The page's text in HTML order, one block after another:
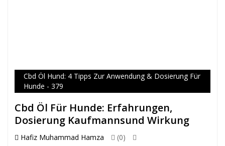
Cbd Öl Hund: 4 Tipps Zur Anwendung & Dosierung Für
Hunde - 379
Cbd Öl Für Hunde: Erfahrungen,
Dosierung Kaufmannsund Wirkung
Hafiz Muhammad Hamza
(0)